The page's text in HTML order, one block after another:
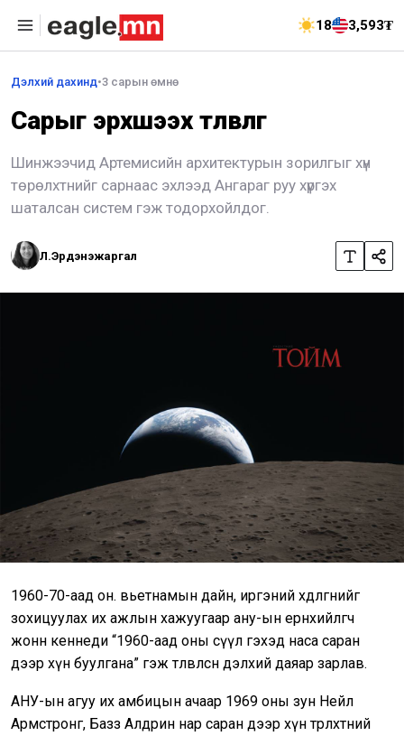
18 3,593₮
Дэлхий дахинд•3 сарын өмнө
Сарыг эрхшээх төлөвлөгөө
Шинжээчид Артемисийн архитектурын зорилгыг хүн
төрөлхтнийг сарнаас эхлээд Ангараг руу хүргэх
шаталсан систем гэж тодорхойлдог.
Л.Эрдэнэжаргал
1960-70-аад он. вьетнамын дайн, иргэний хөдөлгөөнийг
зохицуулах их ажлын хажуугаар ану-ын ерөнхийлөгч
жонн кеннеди “1960-аад оны сүүл гэхэд наса саран
дээр хүн буулгана” гэж төлөвлөснөө дэлхий даяар зарлав.
АНУ-ын агуу их амбицын ачаар 1969 оны зун Нейл
Армстронг, Базз Алдрин нар саран дээр хүн төрөлхтний